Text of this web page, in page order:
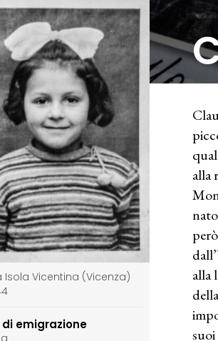
Isola Vicentina (Vicenza)
di emigrazione
alla
alla